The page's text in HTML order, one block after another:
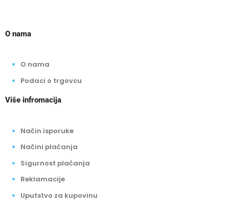
O nama
O nama
Podaci o trgovcu
Više infromacija
Način isporuke
Načini plaćanja
Sigurnost plaćanja
Reklamacije
Uputstvo za kupovinu